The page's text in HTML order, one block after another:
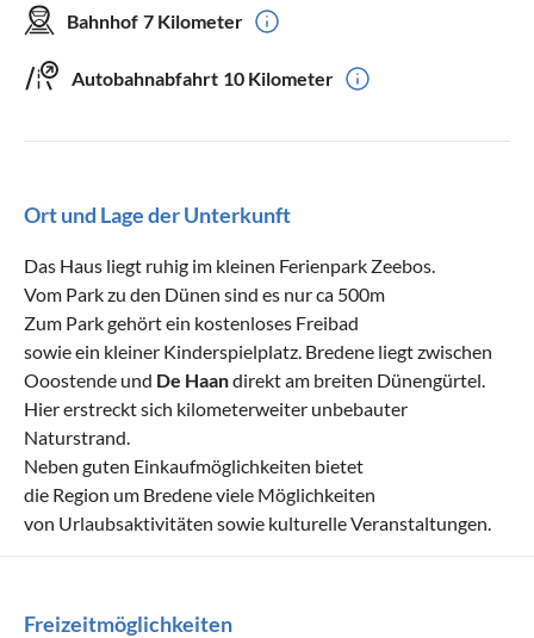
Bahnhof 7 Kilometer
Autobahnabfahrt 10 Kilometer
Ort und Lage der Unterkunft
Das Haus liegt ruhig im kleinen Ferienpark Zeebos.
Vom Park zu den Dünen sind es nur ca 500m
Zum Park gehört ein kostenloses Freibad
sowie ein kleiner Kinderspielplatz. Bredene liegt zwischen
Ooostende und De Haandirekt am breiten Dünengürtel.
Hier erstreckt sich kilometerweiter unbebauter
Naturstrand.
Neben guten Einkaufmöglichkeiten bietet
die Region um Bredene viele Möglichkeiten
von Urlaubsaktivitäten sowie kulturelle Veranstaltungen.
Freizeitmöglichkeiten